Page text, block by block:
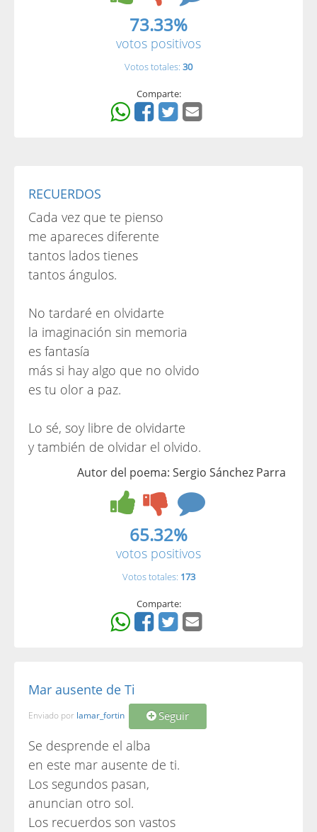
73.33%
votos positivos
Votos totales: 30
Comparte:
RECUERDOS
Cada vez que te pienso
me apareces diferente
tantos lados tienes
tantos ángulos.
No tardaré en olvidarte
la imaginación sin memoria
es fantasía
más si hay algo que no olvido
es tu olor a paz.
Lo sé, soy libre de olvidarte
y también de olvidar el olvido.
Autor del poema: Sergio Sánchez Parra
65.32%
votos positivos
Votos totales: 173
Comparte:
Mar ausente de Ti
Enviado por lamar_fortin Seguir
Se desprende el alba
en este mar ausente de ti.
Los segundos pasan,
anuncian otro sol.
Los recuerdos son vastos